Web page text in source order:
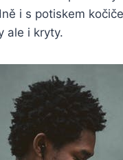
i s potiskem
ale i kryty.